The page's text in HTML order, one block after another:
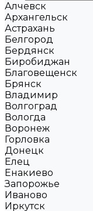
Алчевск
Архангельск
Астрахань
Белгород
Бердянск
Биробиджан
Благовещенск
Брянск
Владимир
Волгоград
Вологда
Воронеж
Горловка
Донецк
Елец
Енакиево
Запорожье
Иваново
Иркутск